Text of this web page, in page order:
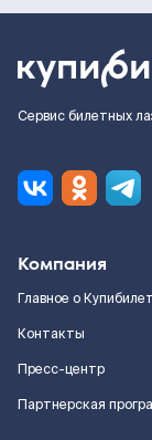
Сервис билетных
Компания
Главное о
Контакты
Пресс-центр
Партнерская